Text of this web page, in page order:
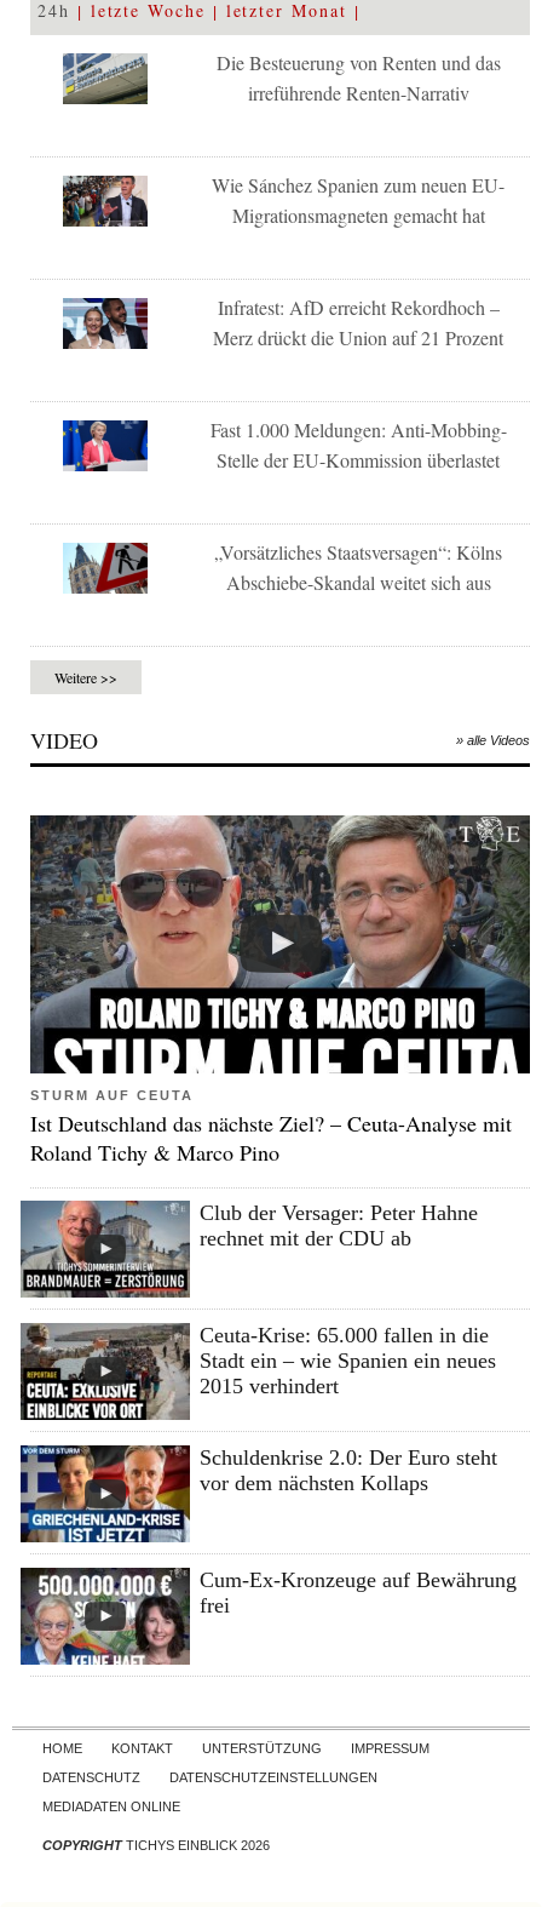
24h letzte Woche letzter Monat
Die Besteuerung von Renten und das
irreführende Renten-Narrativ
Wie Sánchez Spanien zum neuen EU-
Migrationsmagneten gemacht hat
Infratest: AfD erreicht Rekordhoch –
Merz drückt die Union auf 21 Prozent
Fast 1.000 Meldungen: Anti-Mobbing-
Stelle der EU-Kommission überlastet
„Vorsätzliches Staatsversagen“: Kölns
Abschiebe-Skandal weitet sich aus
Weitere >>
VIDEO » alle Videos
STURM AUF CEUTA
Ist Deutschland das nächste Ziel? – Ceuta-Analyse mit
Roland Tichy & Marco Pino
Club der Versager: Peter Hahne
rechnet mit der CDU ab
Ceuta-Krise: 65.000 fallen in die
Stadt ein – wie Spanien ein neues
2015 verhindert
Schuldenkrise 2.0: Der Euro steht
vor dem nächsten Kollaps
Cum-Ex-Kronzeuge auf Bewährung
frei
Skip to content
HOME KONTAKT UNTERSTÜTZUNG
IMPRESSUM
DATENSCHUTZ
DATENSCHUTZEINSTELLUNGEN
MEDIADATEN ONLINE
COPYRIGHTTICHYS EINBLICK 2026